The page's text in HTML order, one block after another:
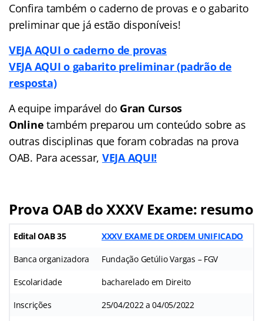
Confira também o caderno de provas e o gabarito
preliminar que já estão disponíveis!
VEJA AQUI o caderno de provas
VEJA AQUI o gabarito preliminar (padrão de
resposta)
A equipe imparável do Gran Cursos
Online também preparou um conteúdo sobre as
outras disciplinas que foram cobradas na prova
OAB. Para acessar, VEJA AQUI!
Prova OAB do XXXV Exame: resumo
Edital OAB 35 XXXV EXAME DE ORDEM UNIFICADO
Banca organizadora Fundação Getúlio Vargas – FGV
Escolaridade bacharelado em Direito
Inscrições 25/04/2022 a 04/05/2022